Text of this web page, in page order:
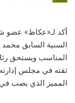
أكد لـ«عكاظ» عضو
السنية السابق
المناسب ويستحق
ثقته في مجلس
المميز الذي يصب